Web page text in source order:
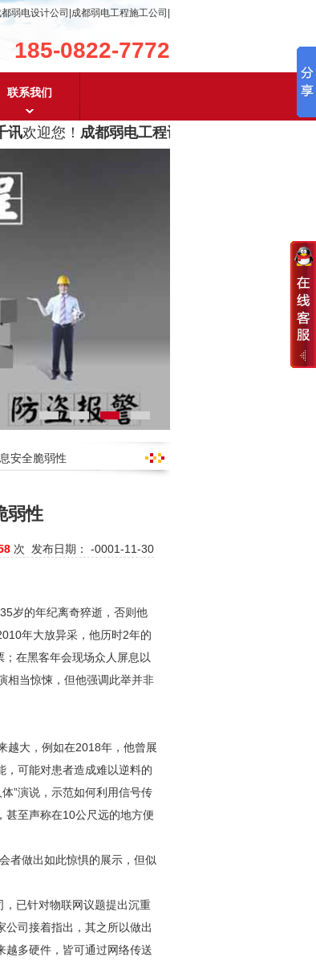
弱电设计公司|成都弱电工程施工公司|
185-0822-7772
联系我们
欢迎您！ 成都弱电工程设计及成都弱电工程施工
安全脆弱性
弱性
次 发布日期： -0001-11-30
岁的年纪离奇猝逝，否则他
年大放异采，他历时2年的
在黑客年会现场众人屏息以
相当惊悚，但他强调此举并非
越大，例如在2018年，他曾展
，可能对患者造成难以逆料的
”演说，示范如何利用信号传
甚至声称在10公尺远的地方便
者做出如此惊惧的展示，但似
已针对物联网议题提出沉重
司接着指出，其之所以做出
多硬件，皆可通过网络传送